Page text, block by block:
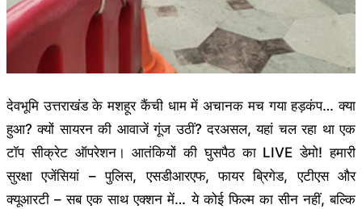
देवभूमि उत्तराखंड के मशहूर कैंची धाम में अचानक मच गया हड़कंप… क्या
हुआ? क्यों सायरन की आवाजें गूंज उठीं? दरअसल, यहां चल रहा था एक
टॉप सीक्रेट ऑपरेशन। आतंकियों की घुसपैठ का LIVE डेमो! हमारी
सुरक्षा एजेंसियां – पुलिस, एसडीआरएफ, फायर ब्रिगेड, एटीएस और
क्यूआरटी – सब एक साथ एक्शन में… ये कोई फिल्म का सीन नहीं, बल्कि